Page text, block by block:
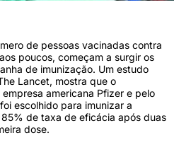
de pessoas vacinadas contra
poucos, começam a surgir os
de imunização. Um estudo
Lancet, mostra que o
americana Pfizer e pelo
escolhido para imunizar a
de taxa de eficácia após duas
dose.